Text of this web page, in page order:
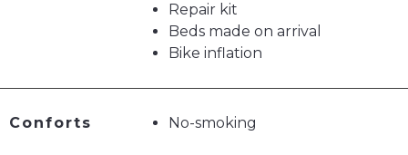
Repair kit
Beds made on arrival
Bike inflation
Conforts No-smoking